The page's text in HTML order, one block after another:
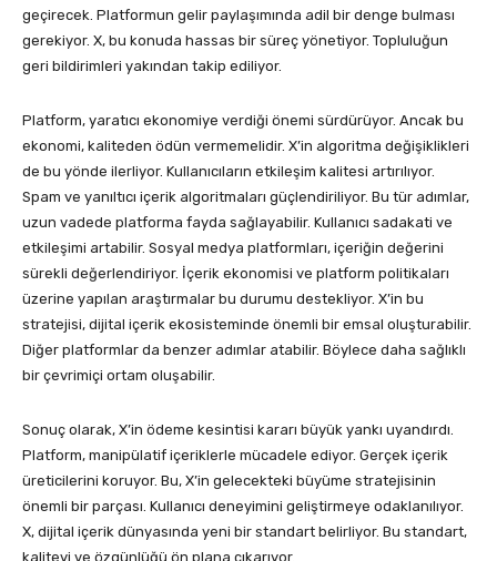
geçirecek. Platformun gelir paylaşımında adil bir denge bulması
gerekiyor. X, bu konuda hassas bir süreç yönetiyor. Topluluğun
geri bildirimleri yakından takip ediliyor.
Platform, yaratıcı ekonomiye verdiği önemi sürdürüyor. Ancak bu
ekonomi, kaliteden ödün vermemelidir. X’in algoritma değişiklikleri
de bu yönde ilerliyor. Kullanıcıların etkileşim kalitesi artırılıyor.
Spam ve yanıltıcı içerik algoritmaları güçlendiriliyor. Bu tür adımlar,
uzun vadede platforma fayda sağlayabilir. Kullanıcı sadakati ve
etkileşimi artabilir. Sosyal medya platformları, içeriğin değerini
sürekli değerlendiriyor. İçerik ekonomisi ve platform politikaları
üzerine yapılan araştırmalar bu durumu destekliyor. X’in bu
stratejisi, dijital içerik ekosisteminde önemli bir emsal oluşturabilir.
Diğer platformlar da benzer adımlar atabilir. Böylece daha sağlıklı
bir çevrimiçi ortam oluşabilir.
Sonuç olarak, X’in ödeme kesintisi kararı büyük yankı uyandırdı.
Platform, manipülatif içeriklerle mücadele ediyor. Gerçek içerik
üreticilerini koruyor. Bu, X’in gelecekteki büyüme stratejisinin
önemli bir parçası. Kullanıcı deneyimini geliştirmeye odaklanılıyor.
X, dijital içerik dünyasında yeni bir standart belirliyor. Bu standart,
kaliteyi ve özgünlüğü ön plana çıkarıyor.